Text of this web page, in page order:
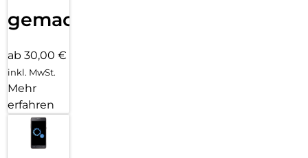
gemacht!
ab 30,00 €
inkl. MwSt.
Mehr
erfahren